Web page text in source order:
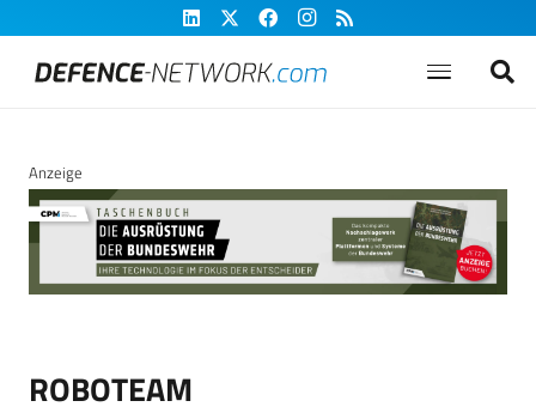
Anzeige
ROBOTEAM